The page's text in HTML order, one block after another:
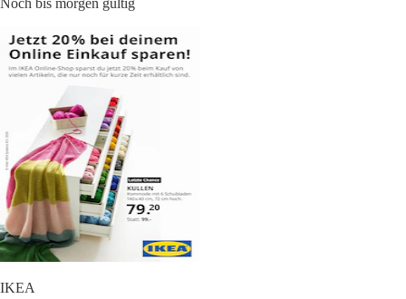
Noch bis morgen gültig
IKEA